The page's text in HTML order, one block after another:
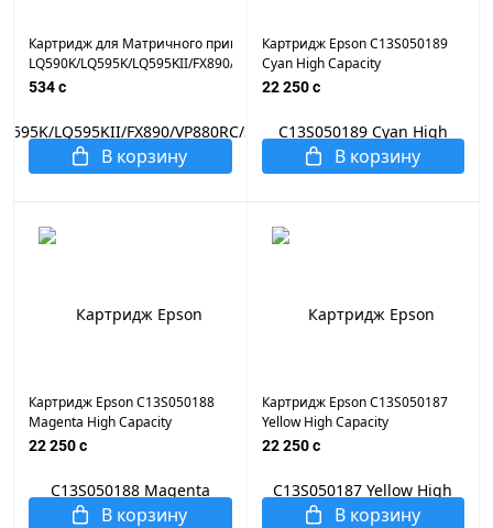
Картридж для Матричного принтера Epson
LQ590K/LQ595K/LQ595KII/FX890/VP880RC/S015337/S015329
534 c
В корзину
Картридж Epson C13S050189
Cyan High Capacity
(C1100/CX11N)
22 250 c
В корзину
Картридж Epson C13S050188
Magenta High Capacity
(C1100/CX11N)
22 250 c
В корзину
Картридж Epson C13S050187
Yellow High Capacity
(C1100/CX11N)
22 250 c
В корзину